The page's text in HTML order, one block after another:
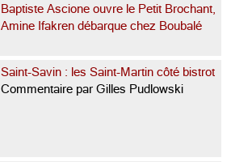
Baptiste Ascione ouvre le Petit Brochant,
Amine Ifakren débarque chez Boubalé
Saint-Savin : les Saint-Martin côté bistrot
Commentaire par Gilles Pudlowski